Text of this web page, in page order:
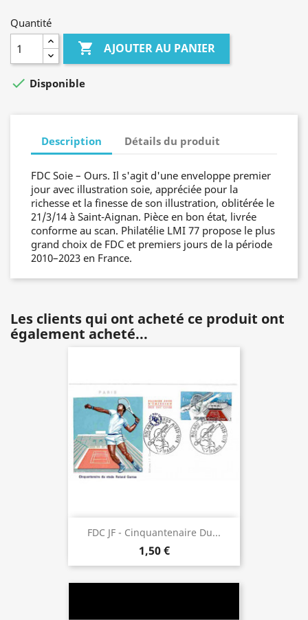
Quantité
 AJOUTER AU PANIER
 Disponible
Description Détails du produit
FDC Soie – Ours. Il s'agit d'une enveloppe premier
jour avec illustration soie, appréciée pour la
richesse et la finesse de son illustration, oblitérée le
21/3/14 à Saint-Aignan. Pièce en bon état, livrée
conforme au scan. Philatélie LMI 77 propose le plus
grand choix de FDC et premiers jours de la période
2010–2023 en France.
Les clients qui ont acheté ce produit ont
également acheté...
FDC JF - Cinquantenaire Du...
1,50 €